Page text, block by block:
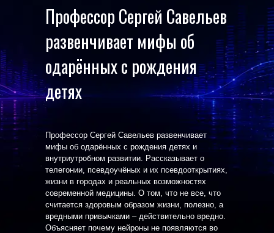
Профессор Сергей Савельев
развенчивает мифы об
одарённых с рождения
детях
Профессор Сергей Савельев развенчивает
мифы об одарённых с рождения детях и
внутриутробном развитии. Рассказывает о
телегонии, псевдоучёных и их псевдооткрытиях,
жизни в городах и реальных возможностях
современной медицины. О том, что не все, что
считается здоровым образом жизни, полезно, а
вредными привычками – действительно вредно.
Объясняет почему нейроны не появляются во